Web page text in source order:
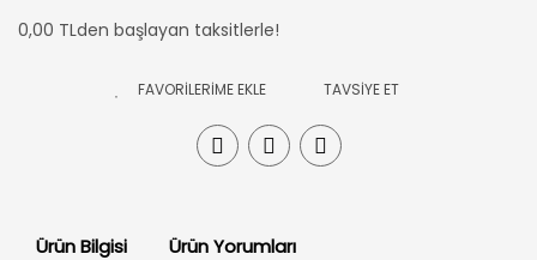
0,00 TLden başlayan taksitlerle!
TAVSİYE ET
Ürün Bilgisi Ürün Yorumları